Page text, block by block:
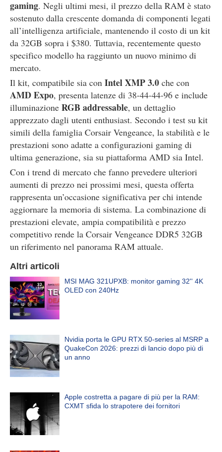
gaming. Negli ultimi mesi, il prezzo della RAM è stato
sostenuto dalla crescente domanda di componenti legati
all’intelligenza artificiale, mantenendo il costo di un kit
da 32GB sopra i $380. Tuttavia, recentemente questo
specifico modello ha raggiunto un nuovo minimo di
mercato.
Il kit, compatibile sia con Intel XMP 3.0 che con
AMD Expo, presenta latenze di 38-44-44-96 e include
illuminazione RGB addressable, un dettaglio
apprezzato dagli utenti enthusiast. Secondo i test su kit
simili della famiglia Corsair Vengeance, la stabilità e le
prestazioni sono adatte a configurazioni gaming di
ultima generazione, sia su piattaforma AMD sia Intel.
Con i trend di mercato che fanno prevedere ulteriori
aumenti di prezzo nei prossimi mesi, questa offerta
rappresenta un’occasione significativa per chi intende
aggiornare la memoria di sistema. La combinazione di
prestazioni elevate, ampia compatibilità e prezzo
competitivo rende la Corsair Vengeance DDR5 32GB
un riferimento nel panorama RAM attuale.
Altri articoli
MSI MAG 321UPXB: monitor gaming 32'' 4K
OLED con 240Hz
Nvidia porta le GPU RTX 50-series al MSRP a
QuakeCon 2026: prezzi di lancio dopo più di
un anno
Apple costretta a pagare di più per la RAM:
CXMT sfida lo strapotere dei fornitori